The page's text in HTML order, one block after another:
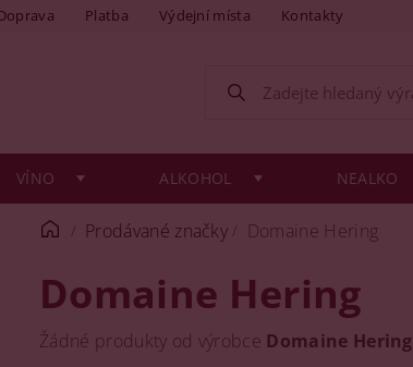
Platba Výdejní místa Kontakty
VÍNO ALKOHOL NEALKO
Prodávané značky Domaine Hering
Domaine Hering
Žádné produkty od výrobce Domaine Hering